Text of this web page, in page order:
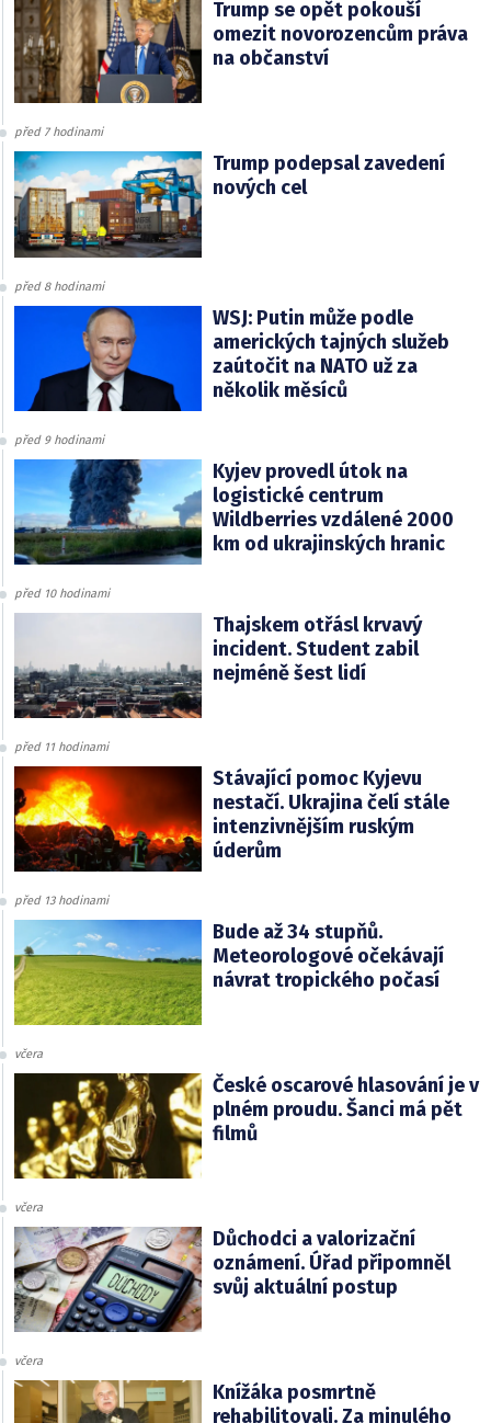
Trump se opět pokouší
omezit novorozencům práva
na občanství
před 7 hodinami
Trump podepsal zavedení
nových cel
před 8 hodinami
WSJ: Putin může podle
amerických tajných služeb
zaútočit na NATO už za
několik měsíců
před 9 hodinami
Kyjev provedl útok na
logistické centrum
Wildberries vzdálené 2000
km od ukrajinských hranic
před 10 hodinami
Thajskem otřásl krvavý
incident. Student zabil
nejméně šest lidí
před 11 hodinami
Stávající pomoc Kyjevu
nestačí. Ukrajina čelí stále
intenzivnějším ruským
úderům
před 13 hodinami
Bude až 34 stupňů.
Meteorologové očekávají
návrat tropického počasí
včera
České oscarové hlasování je v
plném proudu. Šanci má pět
filmů
včera
Důchodci a valorizační
oznámení. Úřad připomněl
svůj aktuální postup
včera
Knížáka posmrtně
rehabilitovali. Za minulého